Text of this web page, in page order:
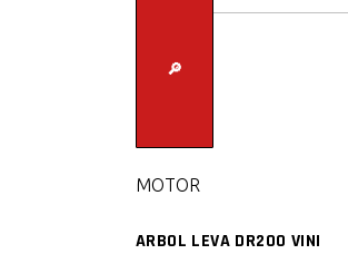
🔎
MOTOR
ARBOL LEVA DR200 VINI